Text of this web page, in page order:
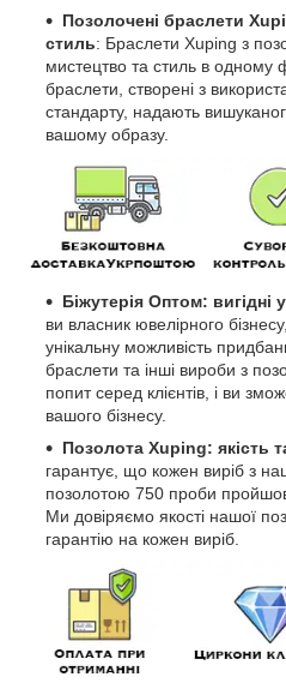
Позолочені браслети
стиль: Браслети Xuping з
мистецтво та стиль в одному
браслети, створені з
стандарту, надають
вашому образу.
Біжутерія Оптом: вигідні
ви власник ювелірного
унікальну можливість
браслети та інші вироби з
попит серед клієнтів, і ви
вашого бізнесу.
Позолота Xuping: якість
гарантує, що кожен виріб з
позолотою 750 проби пройшов
Ми довіряємо якості нашої
гарантію на кожен виріб.